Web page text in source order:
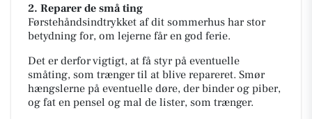
2. Reparer de små ting
Førstehåndsindtrykket af dit sommerhus har stor
betydning for, om lejerne får en god ferie.
Det er derfor vigtigt, at få styr på eventuelle
småting, som trænger til at blive repareret. Smør
hængslerne på eventuelle døre, der binder og piber,
og fat en pensel og mal de lister, som trænger.